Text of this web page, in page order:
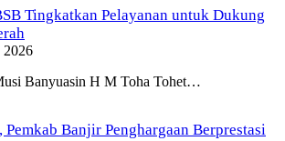
Tingkatkan Pelayanan untuk Dukung
2026
Banyuasin H M Toha Tohet…
Banjir Penghargaan Berprestasi